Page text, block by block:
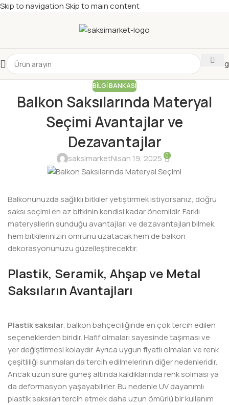
Skip to navigationSkip to main content
Katalog
BILGI BANKASI
Balkon Saksılarında Materyal
Seçimi Avantajlar ve
Dezavantajlar
saksimarketNisan 19, 2025 0
Balkonunuzda sağlıklı bitkiler yetiştirmek istiyorsanız, doğru
saksı seçimi en az bitkinin kendisi kadar önemlidir. Farklı
materyallerin sunduğu avantajları ve dezavantajları bilmek,
hem bitkilerinizin ömrünü uzatacak hem de balkon
dekorasyonunuzu güzelleştirecektir.
Plastik, Seramik, Ahşap ve Metal
Saksıların Avantajları
Plastik saksılar, balkon bahçeciliğinde en çok tercih edilen
seçeneklerden biridir. Hafif olmaları sayesinde taşıması ve
yer değiştirmesi kolaydır. Ayrıca uygun fiyatlı olmaları ve renk
çeşitliliği sunmaları da tercih edilmelerinin diğer nedenleridir.
Ancak uzun süre güneş altında kaldıklarında renk solması ya
da deformasyon yaşayabilirler. Bu nedenle UV dayanımlı
plastik saksıları tercih etmek daha uzun ömürlü bir kullanım